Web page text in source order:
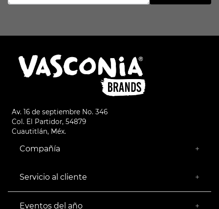
Av. 16 de septiembre No. 346
Col. El Partidor, 54879
Cuautitlán, Méx.
Compañía +
Empresa Socialmente Responsable
Servicio al cliente +
Facturación
Devoluciones
Eventos del año +